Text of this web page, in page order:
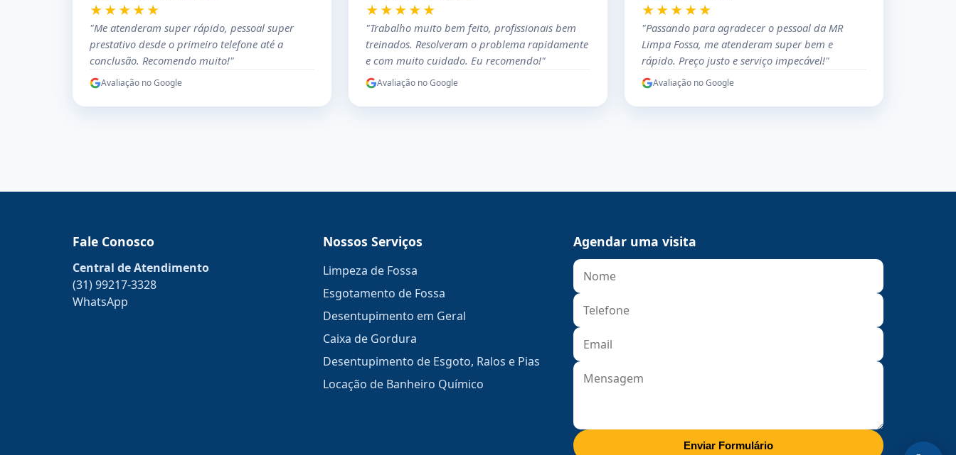
★★★★★
"Me atenderam super rápido, pessoal super
prestativo desde o primeiro telefone até a
conclusão. Recomendo muito!"
Avaliação no Google
★★★★★
"Trabalho muito bem feito, profissionais bem
treinados. Resolveram o problema rapidamente
e com muito cuidado. Eu recomendo!"
Avaliação no Google
★★★★★
"Passando para agradecer o pessoal da MR
Limpa Fossa, me atenderam super bem e
rápido. Preço justo e serviço impecável!"
Avaliação no Google
Fale Conosco
Central de Atendimento
(31) 99217-3328
WhatsApp
Nossos Serviços
Limpeza de Fossa
Esgotamento de Fossa
Desentupimento em Geral
Caixa de Gordura
Desentupimento de Esgoto, Ralos e Pias
Locação de Banheiro Químico
Agendar uma visita
Enviar Formulário